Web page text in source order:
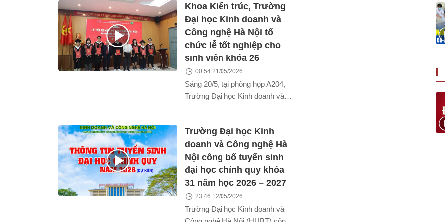
học liên thông chính quy với 11
ngành đào tạo.
Khoa Kiến trúc, Trường
Đại học Kinh doanh và
Công nghệ Hà Nội tổ
chức lễ tốt nghiệp cho
sinh viên khóa 26
00:54 21/05/2026
Sáng 20/5, tại phòng họp A204,
Trường Đại học Kinh doanh và
nghiệp cho sinh viên ngành Kiến
trúc khóa 26 (AR26). Buổi lễ diễn
ra trong không khí trang trọng, ấm
áp, đánh dấu cột mốc quan trọng
trong hành trình học tập, rèn
nghề nghiệp mới.
Trường Đại học Kinh
doanh và Công nghệ Hà
Nội công bố tuyển sinh
đại học chính quy khóa
31 năm học 2026 – 2027
23:46 12/05/2026
Trường Đại học Kinh doanh và